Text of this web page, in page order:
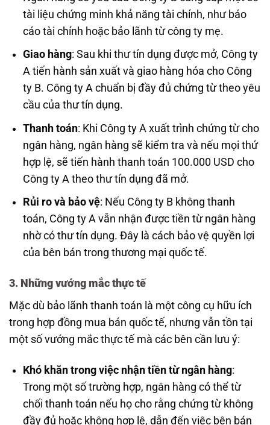
tài liệu chứng minh khả năng tài chính, như báo
cáo tài chính hoặc bảo lãnh từ công ty mẹ.
Giao hàng: Sau khi thư tín dụng được mở, Công ty
A tiến hành sản xuất và giao hàng hóa cho Công
ty B. Công ty A chuẩn bị đầy đủ chứng từ theo yêu
cầu của thư tín dụng.
Thanh toán: Khi Công ty A xuất trình chứng từ cho
ngân hàng, ngân hàng sẽ kiểm tra và nếu mọi thứ
hợp lệ, sẽ tiến hành thanh toán 100.000 USD cho
Công ty A theo thư tín dụng đã mở.
Rủi ro và bảo vệ: Nếu Công ty B không thanh
toán, Công ty A vẫn nhận được tiền từ ngân hàng
nhờ có thư tín dụng. Đây là cách bảo vệ quyền lợi
của bên bán trong thương mại quốc tế.
3. Những vướng mắc thực tế
Mặc dù bảo lãnh thanh toán là một công cụ hữu ích
trong hợp đồng mua bán quốc tế, nhưng vẫn tồn tại
một số vướng mắc thực tế mà các bên cần lưu ý:
Khó khăn trong việc nhận tiền từ ngân hàng:
Trong một số trường hợp, ngân hàng có thể từ
chối thanh toán nếu họ cho rằng chứng từ không
đầy đủ hoặc không hợp lệ, dẫn đến việc bên bán